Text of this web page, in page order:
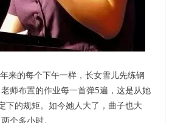
来的每个下午一样，长女雪儿先练钢
师布置的作业每一首弹5遍，这是从她
下的规矩。如今她人大了，曲子也大
个多小时。